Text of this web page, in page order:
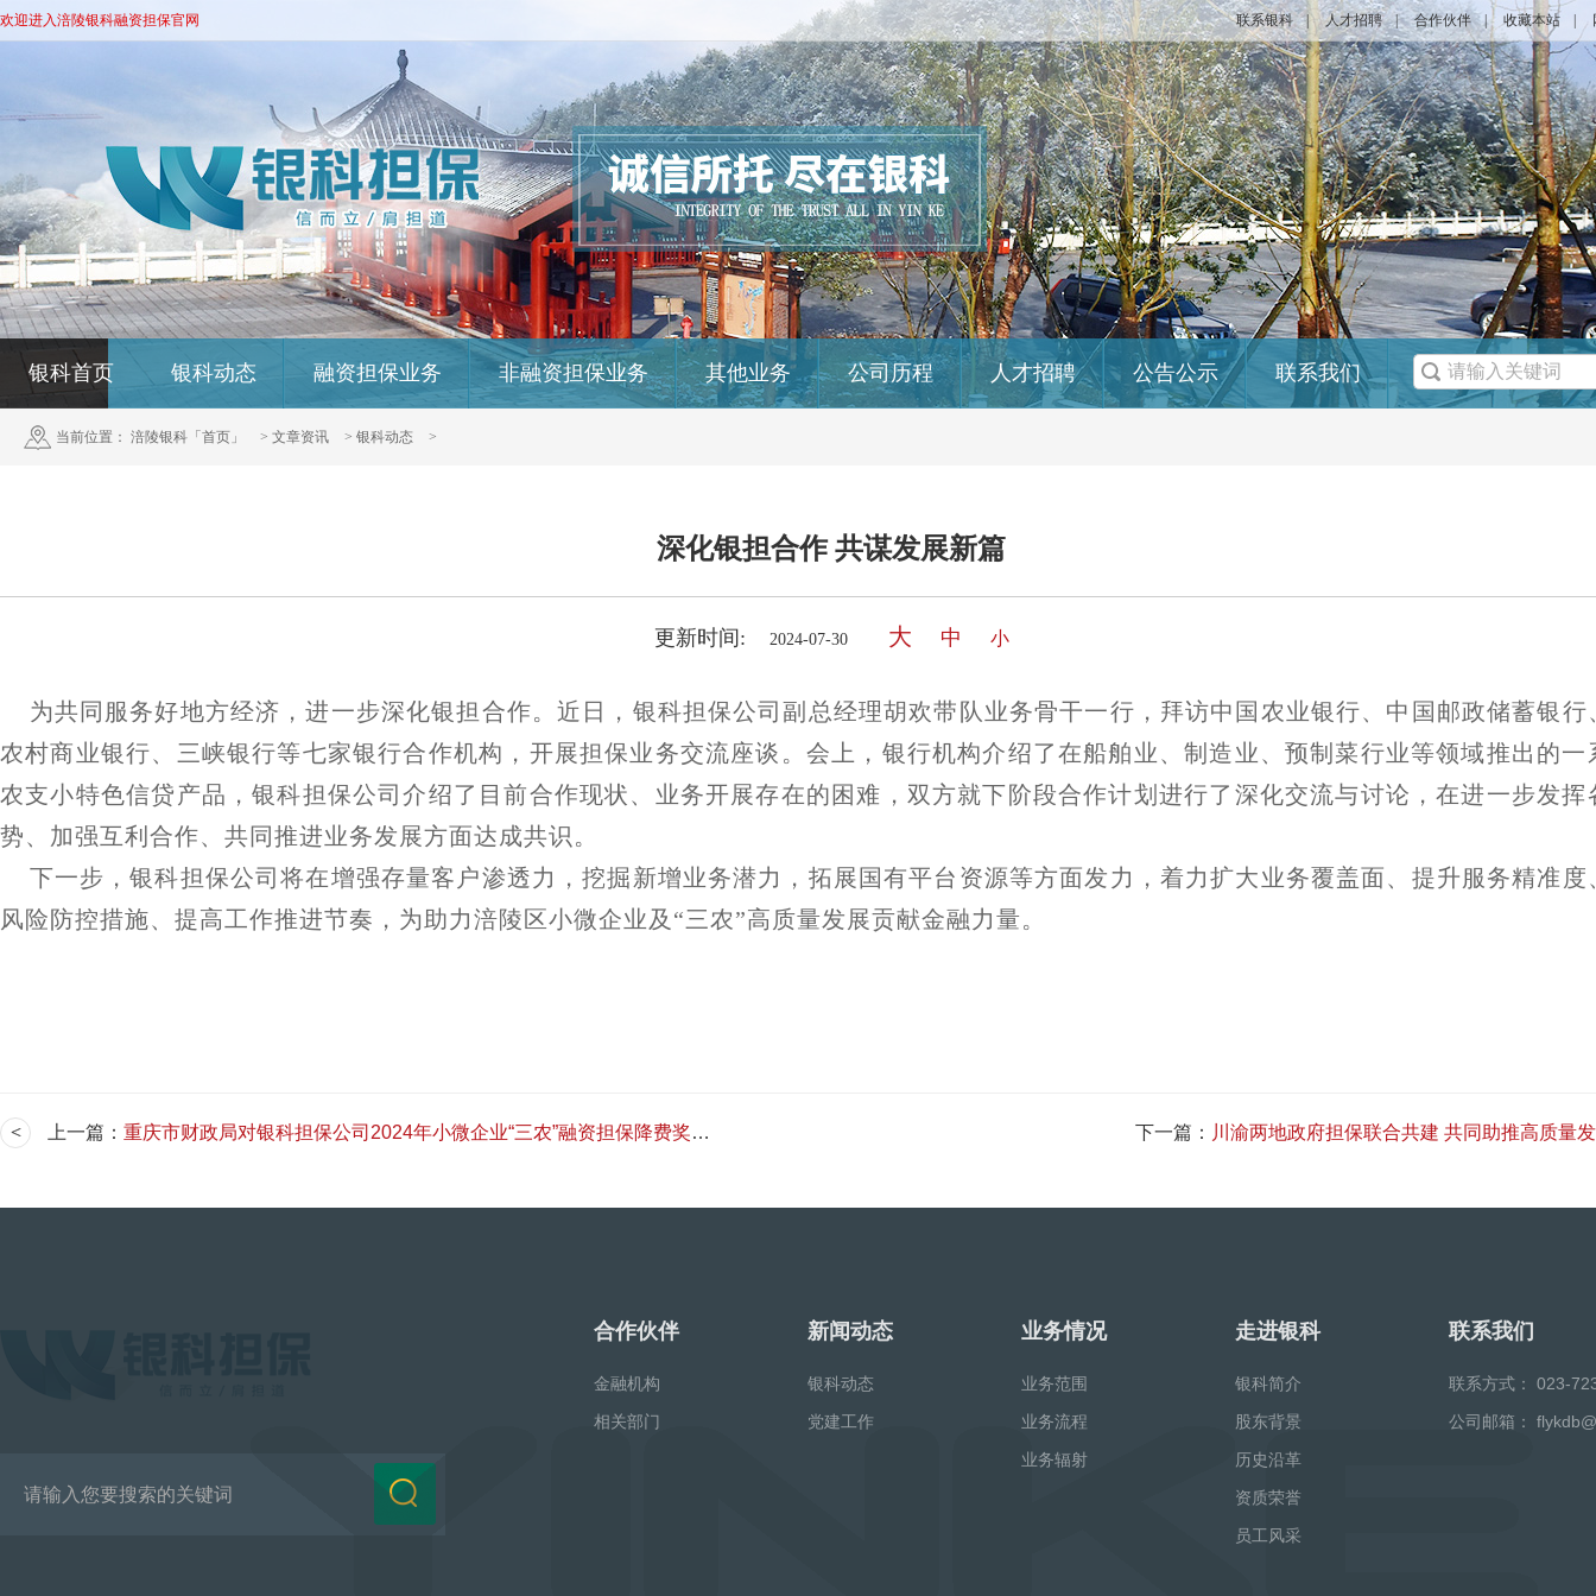
欢迎进入涪陵银科融资担保官网 联系银科 | 人才招聘 | 合作伙伴 | 收藏本站
银科首页 银科动态 融资担保业务 非融资担保业务 其他业务 公司历程 人才招聘 公告公示 联系我们
当前位置： 涪陵银科「首页」 > 文章资讯 > 银科动态 >
深化银担合作 共谋发展新篇
更新时间: 2024-07-30 大 中 小
为共同服务好地方经济，进一步深化银担合作。近日，银科担保公司副总经理胡欢带队业务骨干一行，拜访中国农业银行、中国邮政储蓄银行
农村商业银行、三峡银行等七家银行合作机构，开展担保业务交流座谈。会上，银行机构介绍了在船舶业、制造业、预制菜行业等领域推出的一
农支小特色信贷产品，银科担保公司介绍了目前合作现状、业务开展存在的困难，双方就下阶段合作计划进行了深化交流与讨论，在进一步发挥
势、加强互利合作、共同推进业务发展方面达成共识。
下一步，银科担保公司将在增强存量客户渗透力，挖掘新增业务潜力，拓展国有平台资源等方面发力，着力扩大业务覆盖面、提升服务精准度
风险防控措施、提高工作推进节奏，为助力涪陵区小微企业及“三农”高质量发展贡献金融力量。
上一篇： 重庆市财政局对银科担保公司2024年小微企业“三农”融资担保降费奖补资金申报情况进行现场 下一篇： 川渝两地政府担保联合共建 共同助推高质量
合作伙伴
金融机构
相关部门
新闻动态
银科动态
党建工作
业务情况
业务范围
业务流程
业务辐射
走进银科
银科简介
股东背景
历史沿革
资质荣誉
员工风采
联系我们
联系方式： 023-
公司邮箱：